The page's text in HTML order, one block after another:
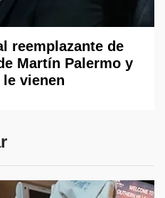
reemplazante de
Martín Palermo y
le vienen